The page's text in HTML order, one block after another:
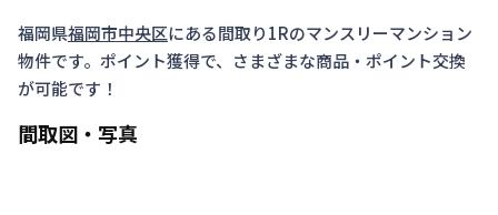
福岡県福岡市中央区にある間取り1Rのマンスリーマンション
物件です。ポイント獲得で、さまざまな商品・ポイント交換
が可能です！
間取図・写真